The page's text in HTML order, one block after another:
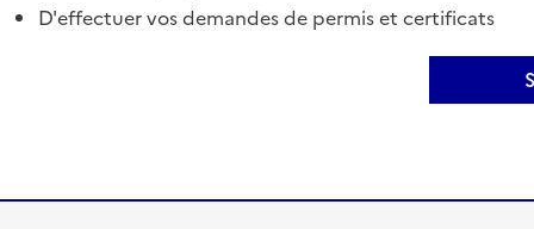
D'effectuer vos demandes de permis et certificats